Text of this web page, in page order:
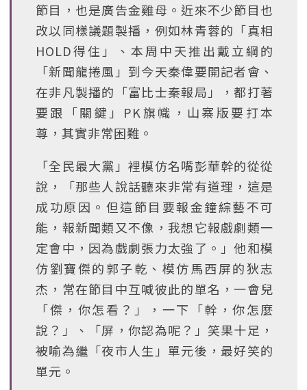
節目，也是廣告金雞母。近來不少節目也
改以同樣議題製播，例如林青蓉的「真相
HOLD得住」、本周中天推出戴立綱的
「新聞龍捲風」到今天秦偉要開記者會、
在非凡製播的「富比士秦報局」，都打著
要跟「關鍵」PK旗幟，山寨版要打本
尊，其實非常困難。
「全民最大黨」裡模仿名嘴彭華幹的從從
說，「那些人說話聽來非常有道理，這是
成功原因。但這節目要報金鐘綜藝不可
能，報新聞類又不像，我想它報戲劇類一
定會中，因為戲劇張力太強了。」他和模
仿劉寶傑的郭子乾、模仿馬西屏的狄志
杰，常在節目中互喊彼此的單名，一會兒
「傑，你怎看？」，一下「幹，你怎麼
說？」、「屏，你認為呢？」笑果十足，
被喻為繼「夜市人生」單元後，最好笑的
單元。